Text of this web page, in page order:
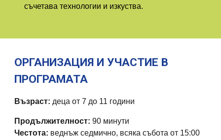
съчетава технологии и изкуства.
ОРГАНИЗАЦИЯ И УЧАСТИЕ В
ПРОГРАМАТА
Възраст: деца от 7 до 11 години
Продължителност:90 минути
Честота: веднъж седмично, всяка събота от 15:00